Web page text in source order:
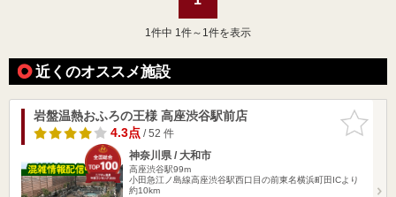
1 件中 1件～1件を表示
近くのオススメ施設
お気に入
りに追加
岩盤温熱おふろの王様 高座渋谷駅前店
4.3点/ 52 件
神奈川県 / 大和市
高座渋谷駅99m
小田急江ノ島線高座渋谷駅西口目の前東名横浜町田ICより
約10km